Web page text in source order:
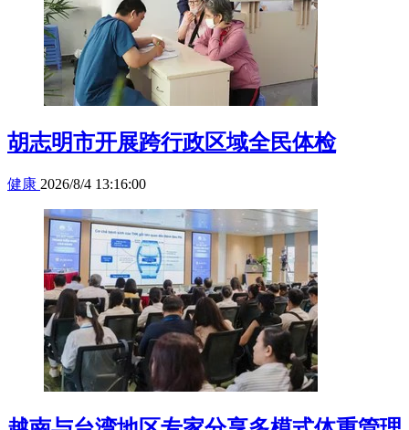
胡志明市开展跨行政区域全民体检
健康 2026/8/4 13:16:00